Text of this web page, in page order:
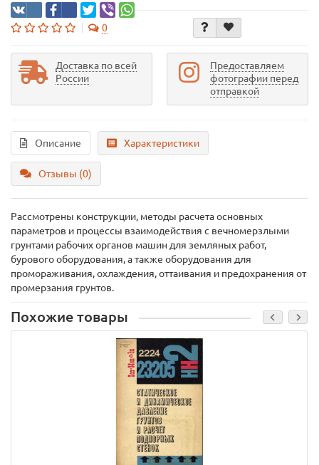
0
Доставка по всей
России
Предоставляем
фотографии перед
отправкой
Описание Характеристики
Отзывы (0)
Рассмотрены конструкции, методы расчета основных
параметров и процессы взаимодействия с вечномерзлыми
грунтами рабочих органов машин для земляных работ,
бурового оборудования, а также оборудования для
промораживания, охлаждения, оттаивания и предохранения от
промерзания грунтов.
Похожие товары